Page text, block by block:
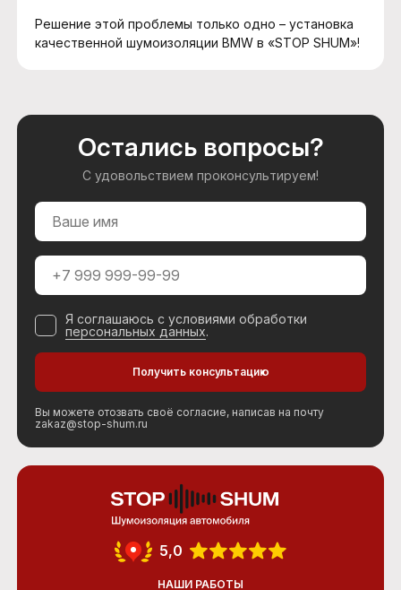
Решение этой проблемы только одно – установка
качественной шумоизоляции BMW в «STOP SHUM»!
Остались вопросы?
С удовольствием проконсультируем!
Я соглашаюсь с условиями обработки
персональных данных.
Вы можете отозвать своё согласие, написав на почту
zakaz@stop-shum.ru
5,0
НАШИ РАБОТЫ